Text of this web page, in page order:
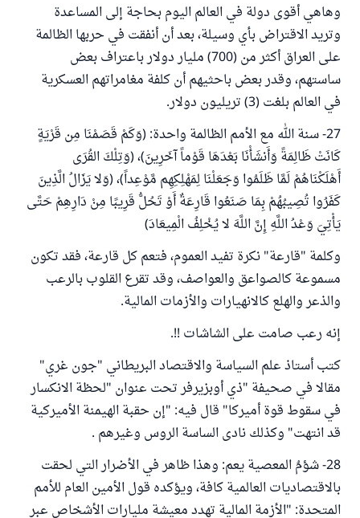
وهاهي أقوى دولة في العالم اليوم بحاجة إلى المساعدة
وتريد الاقتراض بأي وسيلة، بعد أن أنفقت في حربها الظالمة
على العراق أكثر من (700) مليار دولار باعتراف بعض
ساستهم، وقدر بعض باحثيهم أن كلفة مغامراتهم العسكرية
في العالم بلغت (3) تريليون دولار.
27- سنة الله مع الأمم الظالمة واحدة: (وَكَمْ قَصَمْنَا مِن قَرْيَةٍ
كَانَتْ ظَالِمَةً وَأَنشَأْنَا بَعْدَهَا قَوْماً آخَرِينَ)، (وَتِلْكَ القُرَى
أَهْلَكْنَاهُمْ لَمَّا ظَلَمُوا وَجَعَلْنَا لِمَهْلِكِهِم مَّوْعِداً)، (وَلا يَزَالُ الَّذِينَ
كَفَرُوا تُصِيبُهُمْ بِمَا صَنَعُوا قَارِعَةٌ أَوْ تَحُلُّ قَرِيبًا مِنْ دَارِهِمْ حَتَّى
يَأْتِيَ وَعْدُ اللَّهِ إِنَّ اللَّهَ لا يُخْلِفُ الْمِيعَادَ)
وكلمة "قارعة" نكرة تفيد العموم، فتعم كل قارعة، فقد تكون
مسموعة كالصواعق والعواصف، وقد تقرع القلوب بالرعب
والذعر والهلع كالانهيارات والأزمات المالية.
إنه رعب صامت على الشاشات !!.
كتب أستاذ علم السياسة والاقتصاد البريطاني "جون غري"
مقالا في صحيفة "ذي أوبزيرفر تحت عنوان "لحظة الانكسار
في سقوط قوة أميركا" قال فيه: "إن حقبة الهيمنة الأميركية
قد انتهت" وكذلك نادى الساسة الروس وغيرهم .
28- شؤمُ المعصية يعم: وهذا ظاهر في الأضرار التي لحقت
بالاقتصاديات العالمية كافة، ويؤكده قول الأمين العام للأمم
المتحدة: "الأزمة المالية تهدد معيشة مليارات الأشخاص عبر